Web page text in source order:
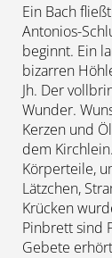
Ein Bach
Antonios-
beginnt. Ein
bizarren
Jh. Der
Wunder.
Kerzen und
dem
Körperteile,
Lätzchen,
Krücken
Pinbrett sind
Gebete